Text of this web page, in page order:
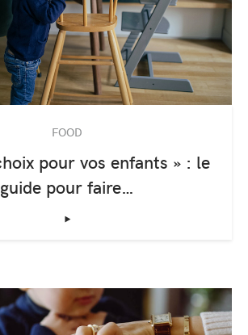
FOOD
pour vos enfants » : le
guide pour faire…
‣